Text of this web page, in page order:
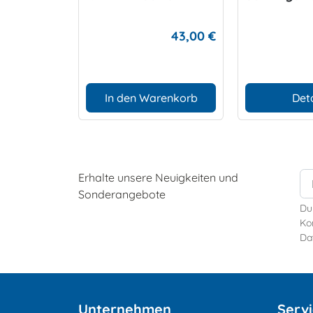
43,00 €
In den Warenkorb
Erhalte unsere Neuigkeiten und
Sonderangebote
Unternehmen